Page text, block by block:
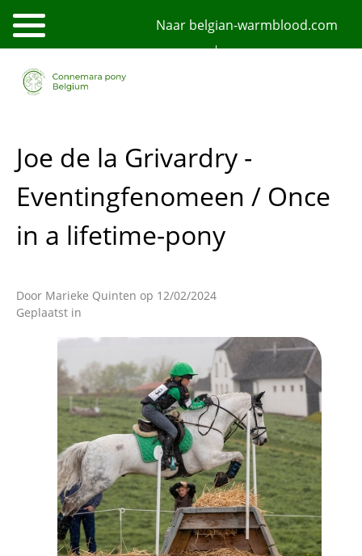
Overslaan
en
naar
inhoud
Naar belgian-warmblood.com
Joe de la Grivardry -
Eventingfenomeen / Once
in a lifetime-pony
Door Marieke Quinten op 12/02/2024
Geplaatst in
Afbeelding